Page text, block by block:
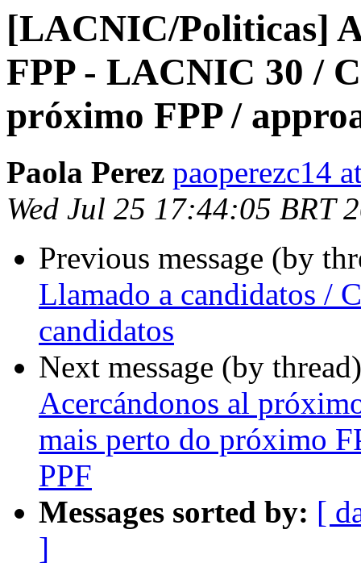
[LACNIC/Politicas]
FPP - LACNIC 30 /
próximo FPP /
Paola Perez paoperezc14
Wed Jul 25 17:44:05 BRT
Previous message (by
Llamado a candidatos /
candidatos
Next message (by
Acercándonos al
mais perto do próximo
PPF
Messages sorted by: [
]